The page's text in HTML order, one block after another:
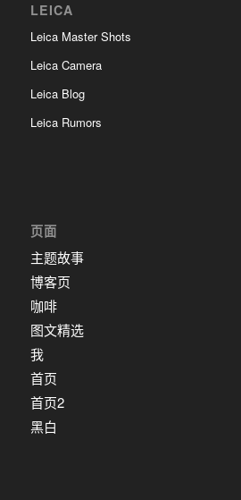
LEICA
Leica Master Shots
Leica Camera
Leica Blog
Leica Rumors
页面
主题故事
博客页
咖啡
图文精选
我
首页
首页2
黑白